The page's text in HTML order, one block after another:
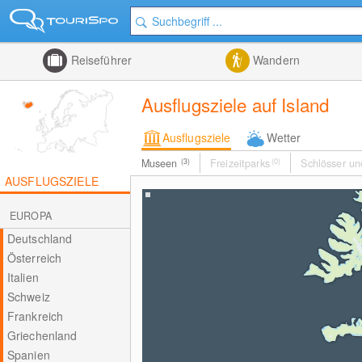
Reiseführer Wandern
Ausflugsziele auf Island
Ausflugsziele Wetter
Museen (3) Freizeitparks (0) Schlösser
AUSFLUGSZIELE
EUROPA
Deutschland
Österreich
Italien
Schweiz
Frankreich
Griechenland
Spanien